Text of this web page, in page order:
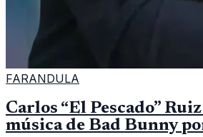
FARANDULA
Carlos “El Pescado”
música de Bad Bunny